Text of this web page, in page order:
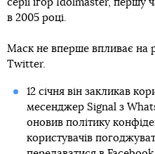
серії ігор Idolmaster, першу
в 2005 році.
Маск не вперше впливає на
Twitter.
12 січня він закликав
месенджер Signal з
оновив політику
користувачів